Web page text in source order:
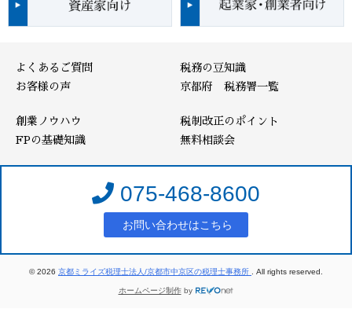
よくあるご質問
お客様の声
税務の豆知識
京都府 税務署一覧
創業ノウハウ
FPの基礎知識
税制改正のポイント
無料相談会
075-468-8600
お問い合わせはこちら
© 2026 京都ミライズ税理士法人/京都市中京区の税理士事務所 . All rights reserved.
ホームページ制作by